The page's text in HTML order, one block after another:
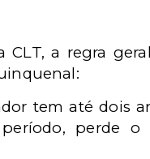
CLT, a regra
tem até dois
perde